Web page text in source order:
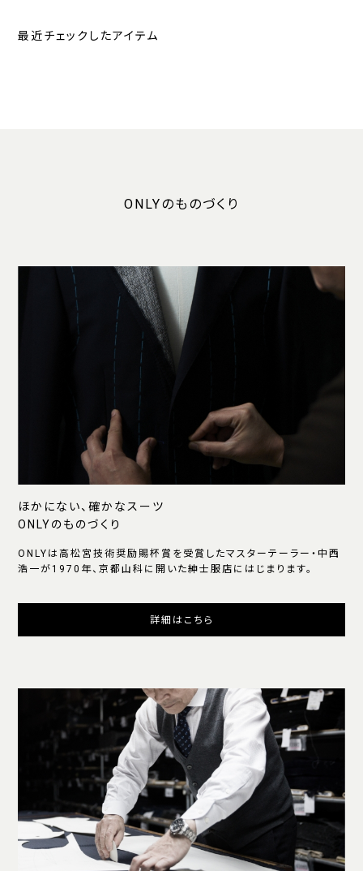
最近チェックしたアイテム
ONLYのものづくり
ほかにない、確かなスーツ
ONLYのものづくり
ONLYは高松宮技術奨励賜杯賞を受賞したマスターテーラー・中西
浩一が1970年、京都山科に開いた紳士服店にはじまります。
詳細はこちら